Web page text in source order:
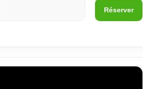
Réserver